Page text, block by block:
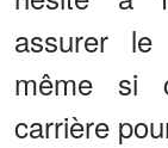
assurer
même si
carrière